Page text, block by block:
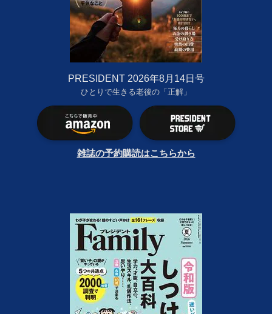
PRESIDENT 2026年8月14日号
ひとりで生きる老後の「正解」
雑誌の予約購読はこちらから